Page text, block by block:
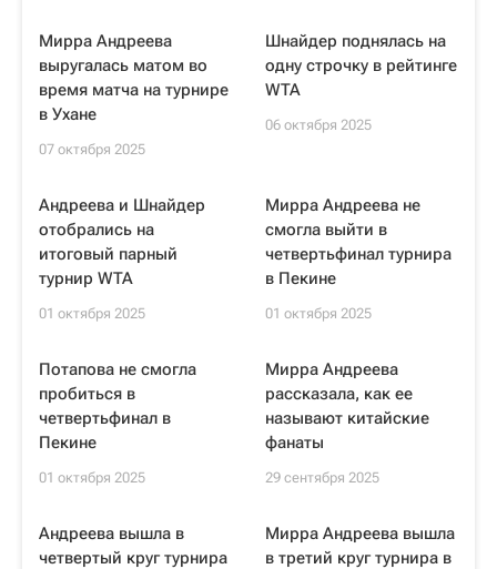
Мирра Андреева
выругалась матом во
время матча на турнире
в Ухане
07 октября 2025
Шнайдер поднялась на
одну строчку в рейтинге
WTA
06 октября 2025
Андреева и Шнайдер
отобрались на
итоговый парный
турнир WTA
01 октября 2025
Мирра Андреева не
смогла выйти в
четвертьфинал турнира
в Пекине
01 октября 2025
Потапова не смогла
пробиться в
четвертьфинал в
Пекине
01 октября 2025
Мирра Андреева
рассказала, как ее
называют китайские
фанаты
29 сентября 2025
Андреева вышла в
четвертый круг турнира
Мирра Андреева вышла
в третий круг турнира в